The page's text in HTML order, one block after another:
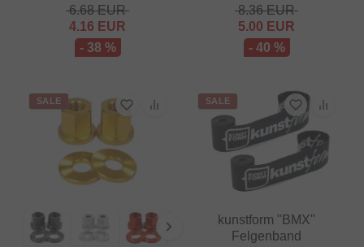
6.68EUR
4.16 EUR
- 38 %
8.36EUR
5.00 EUR
- 40 %
SALE SALE
kunstform "BMX"
Felgenband